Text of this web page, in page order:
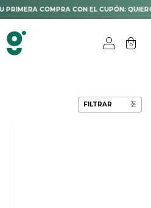
PRIMERA COMPRA CON EL CUPÓN:
0
FILTRAR